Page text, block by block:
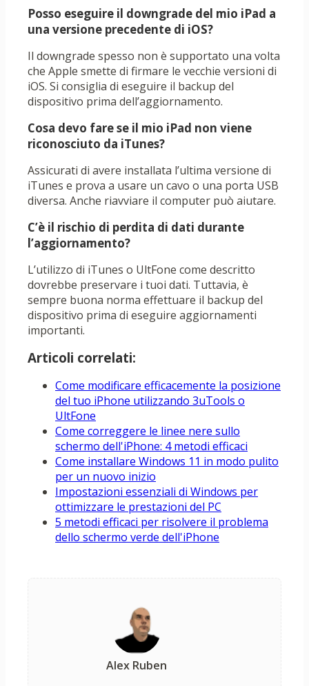
Posso eseguire il downgrade del mio iPad a
una versione precedente di iOS?
Il downgrade spesso non è supportato una volta
che Apple smette di firmare le vecchie versioni di
iOS. Si consiglia di eseguire il backup del
dispositivo prima dell’aggiornamento.
Cosa devo fare se il mio iPad non viene
riconosciuto da iTunes?
Assicurati di avere installata l’ultima versione di
iTunes e prova a usare un cavo o una porta USB
diversa. Anche riavviare il computer può aiutare.
C’è il rischio di perdita di dati durante
l’aggiornamento?
L’utilizzo di iTunes o UltFone come descritto
dovrebbe preservare i tuoi dati. Tuttavia, è
sempre buona norma effettuare il backup del
dispositivo prima di eseguire aggiornamenti
importanti.
Articoli correlati:
Come modificare efficacemente la posizione
del tuo iPhone utilizzando 3uTools o
UltFone
Come correggere le linee nere sullo
schermo dell'iPhone: 4 metodi efficaci
Come installare Windows 11 in modo pulito
per un nuovo inizio
Impostazioni essenziali di Windows per
ottimizzare le prestazioni del PC
5 metodi efficaci per risolvere il problema
dello schermo verde dell'iPhone
Alex Ruben